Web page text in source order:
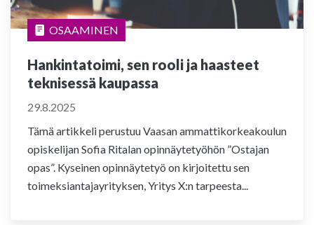
OSAAMINEN
Hankintatoimi, sen rooli ja haasteet
teknisessä kaupassa
29.8.2025
Tämä artikkeli perustuu Vaasan ammattikorkeakoulun
opiskelijan Sofia Ritalan opinnäytetyöhön ”Ostajan
opas”. Kyseinen opinnäytetyö on kirjoitettu sen
toimeksiantajayrityksen, Yritys X:n tarpeesta...